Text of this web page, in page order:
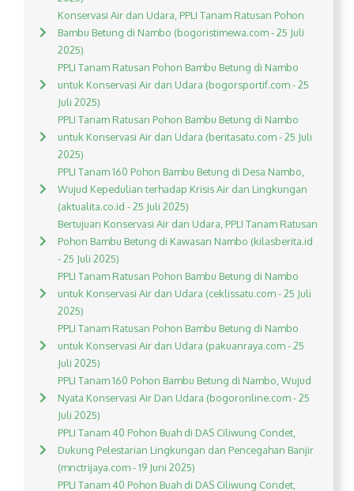
Konservasi Air dan Udara, PPLI Tanam Ratusan Pohon
Bambu Betung di Nambo (bogoristimewa.com - 25 Juli
2025)
PPLI Tanam Ratusan Pohon Bambu Betung di Nambo
untuk Konservasi Air dan Udara (bogorsportif.com - 25
Juli 2025)
PPLI Tanam Ratusan Pohon Bambu Betung di Nambo
untuk Konservasi Air dan Udara (beritasatu.com - 25 Juli
2025)
PPLI Tanam 160 Pohon Bambu Betung di Desa Nambo,
Wujud Kepedulian terhadap Krisis Air dan Lingkungan
(aktualita.co.id - 25 Juli 2025)
Bertujuan Konservasi Air dan Udara, PPLI Tanam Ratusan
Pohon Bambu Betung di Kawasan Nambo (kilasberita.id
- 25 Juli 2025)
PPLI Tanam Ratusan Pohon Bambu Betung di Nambo
untuk Konservasi Air dan Udara (ceklissatu.com - 25 Juli
2025)
PPLI Tanam Ratusan Pohon Bambu Betung di Nambo
untuk Konservasi Air dan Udara (pakuanraya.com - 25
Juli 2025)
PPLI Tanam 160 Pohon Bambu Betung di Nambo, Wujud
Nyata Konservasi Air Dan Udara (bogoronline.com - 25
Juli 2025)
PPLI Tanam 40 Pohon Buah di DAS Ciliwung Condet,
Dukung Pelestarian Lingkungan dan Pencegahan Banjir
(mnctrijaya.com - 19 Juni 2025)
PPLI Tanam 40 Pohon Buah di DAS Ciliwung Condet,